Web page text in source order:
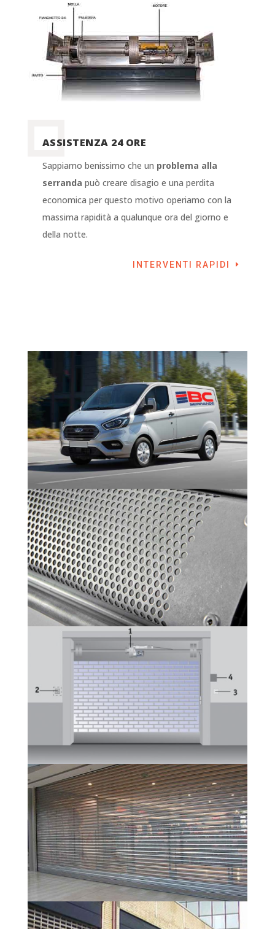
ASSISTENZA 24 ORE
Sappiamo benissimo che un problema alla
serranda può creare disagio e una perdita
economica per questo motivo operiamo con la
massima rapidità a qualunque ora del giorno e
della notte.
INTERVENTI RAPIDI